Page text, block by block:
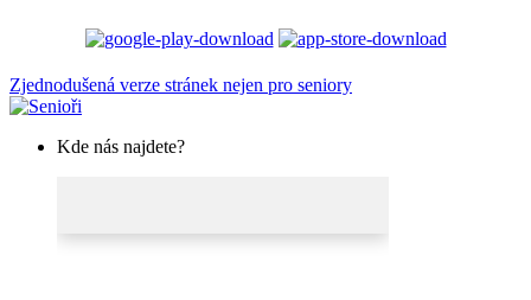
Zjednodušená verze stránek nejen pro seniory
Kde nás najdete?